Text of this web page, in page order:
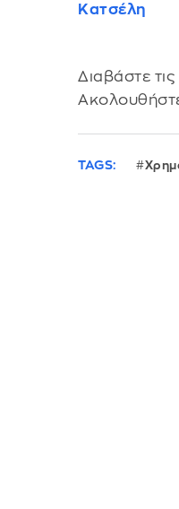
Κατσέλη
Διαβάστε τις
TAGS: